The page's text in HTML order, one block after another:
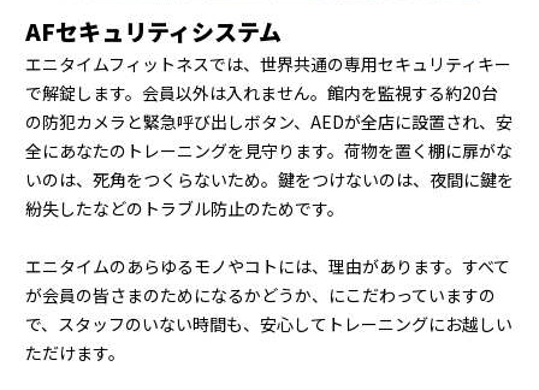
AFセキュリティシステム
エニタイムフィットネスでは、世界共通の専用セキュリティキー
で解錠します。会員以外は入れません。館内を監視する約20台
の防犯カメラと緊急呼び出しボタン、AEDが全店に設置され、安
全にあなたのトレーニングを見守ります。荷物を置く棚に扉がな
いのは、死角をつくらないため。鍵をつけないのは、夜間に鍵を
紛失したなどのトラブル防止のためです。
エニタイムのあらゆるモノやコトには、理由があります。すべて
が会員の皆さまのためになるかどうか、にこだわっていますの
で、スタッフのいない時間も、安心してトレーニングにお越しい
ただけます。